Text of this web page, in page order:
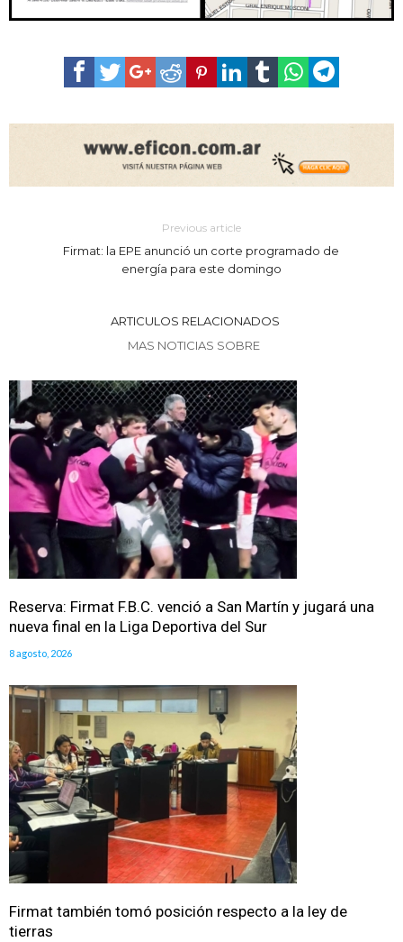
Previous article
Firmat: la EPE anunció un corte programado de
energía para este domingo
ARTICULOS RELACIONADOS
MAS NOTICIAS SOBRE
Reserva: Firmat F.B.C. venció a San Martín y jugará una
nueva final en la Liga Deportiva del Sur
8 agosto, 2026
Firmat también tomó posición respecto a la ley de
tierras